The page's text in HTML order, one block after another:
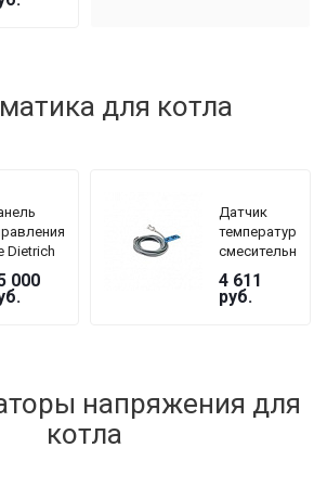
100 мм,
для котла
Dietrich
230
B3
000
Датчик
температуры
смесительного
контура De
Dietrich AD
199
4 611
руб.
напряжения для
котла